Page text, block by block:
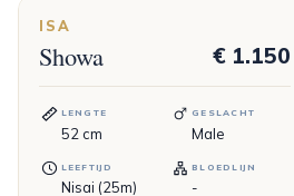
ISA
Showa € 1.150
LENGTE
52 cm
GESLACHT
Male
LEEFTIJD
Nisai (25m)
BLOEDLIJN
-